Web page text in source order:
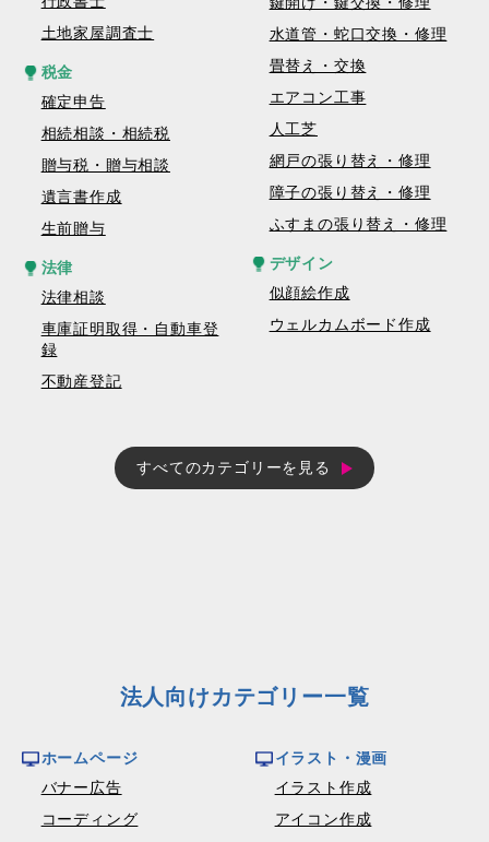
土地家屋調査士
税金
確定申告
相続相談・相続税
贈与税・贈与相談
遺言書作成
生前贈与
法律
法律相談
車庫証明取得・自動車登
録
不動産登記
水道管・蛇口交換・修理
畳替え・交換
エアコン工事
人工芝
網戸の張り替え・修理
障子の張り替え・修理
ふすまの張り替え・修理
デザイン
似顔絵作成
ウェルカムボード作成
すべてのカテゴリーを見る
法人向けカテゴリー一覧
ホームページ
バナー広告
コーディング
イラスト・漫画
イラスト作成
アイコン作成